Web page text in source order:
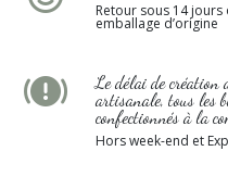
Retour sous 14
emballage d’origine
Le délai de création
artisanale, tous les
confectionnés à la
Hors week-end et